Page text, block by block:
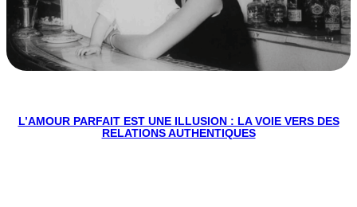
L’AMOUR PARFAIT EST UNE ILLUSION : LA VOIE VERS DES
RELATIONS AUTHENTIQUES